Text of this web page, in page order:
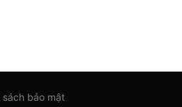
sách bảo mật